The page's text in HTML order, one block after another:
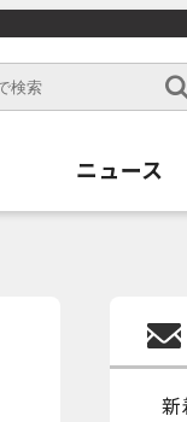
ニュース
新